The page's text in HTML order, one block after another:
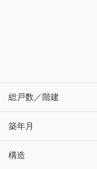
総戸数／階建
築年月
構造